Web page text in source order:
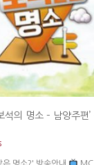
석의 명소 – 남양주편
명소?' 방송안내